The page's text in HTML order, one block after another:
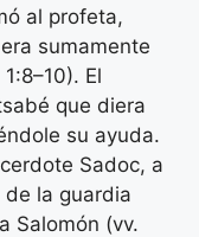
al profeta,
sumamente
El
que diera
su ayuda.
Sadoc, a
la guardia
Salomón (vv.